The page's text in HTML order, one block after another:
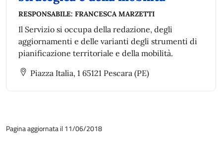
RESPONSABILE: FRANCESCA MARZETTI
Il Servizio si occupa della redazione, degli
aggiornamenti e delle varianti degli strumenti di
pianificazione territoriale e della mobilità.
Piazza Italia, 1 65121 Pescara (PE)
Pagina aggiornata il 11/06/2018